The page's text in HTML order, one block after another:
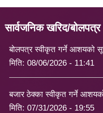
सार्वजनिक खरिद/
बोलपत्र स्वीकृत गर्ने आशयको
मिति: 08/06/2026 - 11:41
बजार ठेक्का स्वीकृत गर्ने
मिति: 07/31/2026 - 19:55